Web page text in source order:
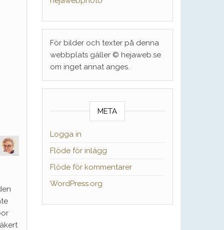
För bilder och texter på denna
webbplats gäller © hejaweb.se
om inget annat anges.
META
Logga in
Flöde för inlägg
Flöde för kommentarer
WordPress.org